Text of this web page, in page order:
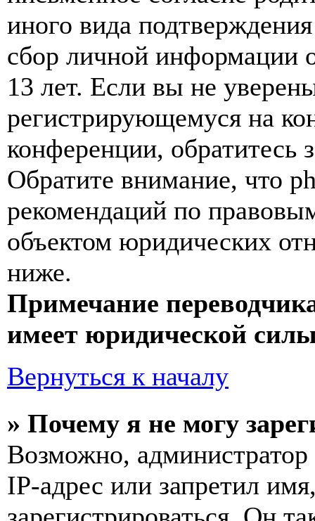
иного вида
сбор личной информации
13 лет. Если вы не
регистрирующемуся на
конференции, обратитесь
Обратите внимание, что
рекомендаций по
объектом юридических
ниже.
Примечание
имеет юридической
Вернуться к началу
» Почему я не могу
Возможно,
IP-адрес или запретил